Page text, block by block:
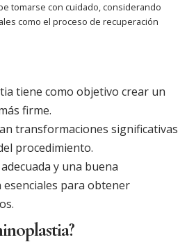
tomarse con cuidado, considerando
como el proceso de recuperación
tiene como objetivo crear un
firme.
transformaciones significativas
procedimiento.
y una buena
para obtener